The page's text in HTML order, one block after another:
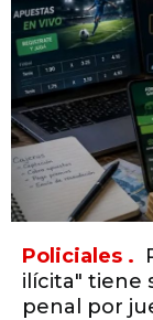
Policiales .
ilícita" tiene
penal por